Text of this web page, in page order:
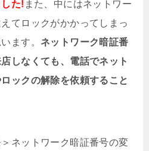
た! また、中にはネットワー
てロックがかかってしまっ
ます。 ネットワーク暗証番
しなくても、電話でネット
ックの解除を依頼すること
ネットワーク暗証番号の変